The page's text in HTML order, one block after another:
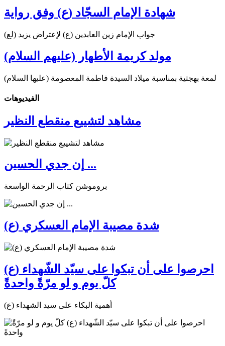
شهادة الإمام السجّاد (ع) وفق رواية
جواب الإمام زين العابدين (ع) لإعتراض يزيد (لع)
مولد كريمة الأطهار (عليهم السلام)
لمعة بهجتية بمناسبة ميلاد السيدة فاطمة المعصومة (عليها السلام)
الفیدیوهات
مشاهد لتشييع منقطع النظير
إن جدي الحسين ...
بروموشن كتاب الرحمة الواسعة
شدة مصيبة الإمام العسكري (ع)
احرصوا على أن تبكوا على سيّد الشّهداء (ع)
كلّ يوم و لو مرّةً واحدةً
أهمية البكاء على سيد الشهداء (ع)